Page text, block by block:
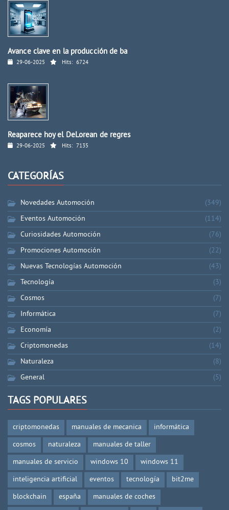
Avance clave en la producción de ba
29-06-2025 Hits: 6724
Reaparece hoy el DeLorean de regres
29-06-2025 Hits: 7135
CATEGORÍAS
Novedades Automoción
(349)
Eventos Automoción
(114)
Curiosidades Automoción
(76)
Promociones Automoción
(22)
Nuevas Tecnologías Automoción
(43)
Tecnología
(3)
Cosmos
(7)
Informática
(7)
Economía
(2)
Criptomonedas
(14)
Naturaleza
(8)
General
(5)
TAGS POPULARES
criptomonedas manuales de mecanica
informática
cosmos
naturaleza
manuales de taller
manuales de servicio
windows 10
windows 11
inteligencia artificial
eventos tecnología
bit2me
blockchain
españa manuales de coches